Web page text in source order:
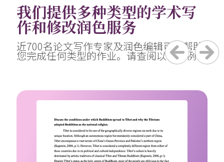
我们提供多种类型的学术写
作和修改润色服务
近700名论文写作专家及润色编辑可以帮助
您完成任何类型的作业。请查阅以下示例：